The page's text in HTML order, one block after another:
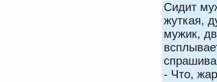
Сидит
жуткая,
мужик,
- Что,